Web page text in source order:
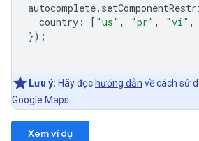
autocomplete.
country : [ "us" , "pr" , "vi" ,
});
Lưu ý: Hãy đọc hướng dẫn về cách sử
Google Maps.
Xem ví dụ